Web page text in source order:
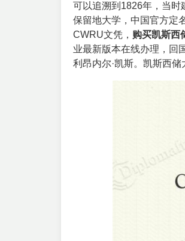
可以追溯到1826年，当时
保留地大学，中国官方定
CWRU文凭， 购买凯斯西
业最新版本在线办理，回
利昂内尔·凯斯。凯斯西